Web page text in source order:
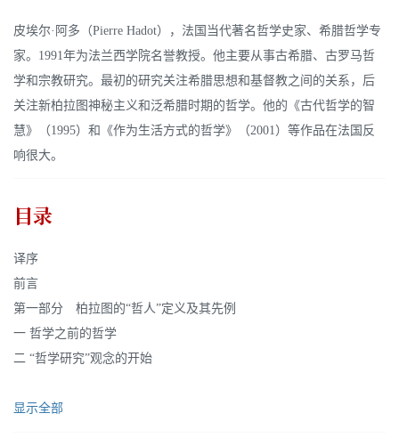
皮埃尔·阿多（Pierre Hadot），法国当代著名哲学史家、希腊哲学专
家。1991年为法兰西学院名誉教授。他主要从事古希腊、古罗马哲
学和宗教研究。最初的研究关注希腊思想和基督教之间的关系，后
关注新柏拉图神秘主义和泛希腊时期的哲学。他的《古代哲学的智
慧》（1995）和《作为生活方式的哲学》（2001）等作品在法国反
响很大。
目录
译序
前言
第一部分 柏拉图的“哲人”定义及其先例
一 哲学之前的哲学
二 “哲学研究”观念的开始
显示全部